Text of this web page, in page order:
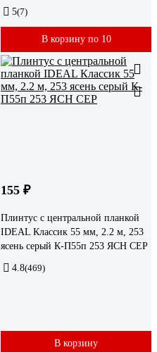
5(7)
В корзину по 10
155 ₽
Плинтус с центральной планкой
IDEAL Классик 55 мм, 2.2 м, 253
ясень серый К-П55п 253 ЯСН СЕР
4.8(469)
В корзину